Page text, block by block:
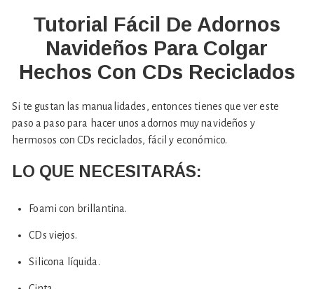
Tutorial Fácil De Adornos
Navideños Para Colgar
Hechos Con CDs Reciclados
Si te gustan las manualidades, entonces tienes que ver este
paso a paso para hacer unos adornos muy navideños y
hermosos con CDs reciclados, fácil y económico.
LO QUE NECESITARÁS:
Foami con brillantina.
CDs viejos.
Silicona líquida.